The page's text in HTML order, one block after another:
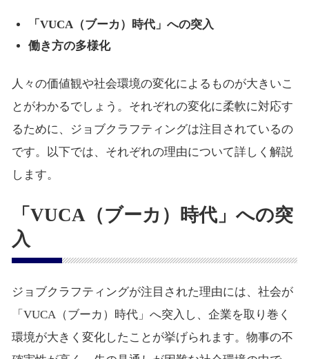
「VUCA（ブーカ）時代」への突入
働き方の多様化
人々の価値観や社会環境の変化によるものが大きいこ
とがわかるでしょう。それぞれの変化に柔軟に対応す
るために、ジョブクラフティングは注目されているの
です。以下では、それぞれの理由について詳しく解説
します。
「VUCA（ブーカ）時代」への突
入
ジョブクラフティングが注目された理由には、社会が
「VUCA（ブーカ）時代」へ突入し、企業を取り巻く
環境が大きく変化したことが挙げられます。物事の不